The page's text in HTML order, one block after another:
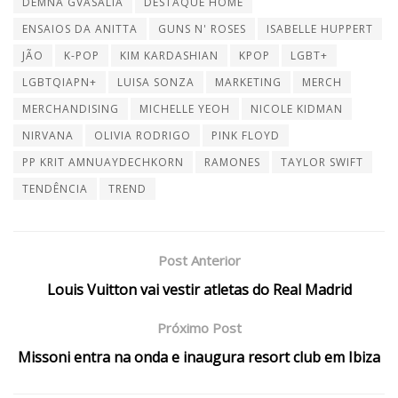
ENSAIOS DA ANITTA
GUNS N' ROSES
ISABELLE HUPPERT
JÃO
K-POP KIM KARDASHIAN KPOP
LGBT+
LGBTQIAPN+
LUISA SONZA MARKETING
MERCH
MERCHANDISING
MICHELLE YEOH
NICOLE KIDMAN
NIRVANA
OLIVIA RODRIGO
PINK FLOYD
PP KRIT AMNUAYDECHKORN
RAMONES
TAYLOR SWIFT
TENDÊNCIA
TREND
Post Anterior
Louis Vuitton vai vestir atletas do Real Madrid
Próximo Post
Missoni entra na onda e inaugura resort club em Ibiza